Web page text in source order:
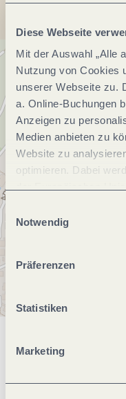
Diese Webseite
Mit der Auswahl „Alle
Nutzung von Cookies
unserer Webseite zu.
a. Online-Buchungen
Anzeigen zu
Medien anbieten zu
Website zu
optimieren. Dabei
jederzeit widerrufen
ablehnen" kann es
Einwilligungsauswahl
Notwendig
Präferenzen
Statistiken
Marketing